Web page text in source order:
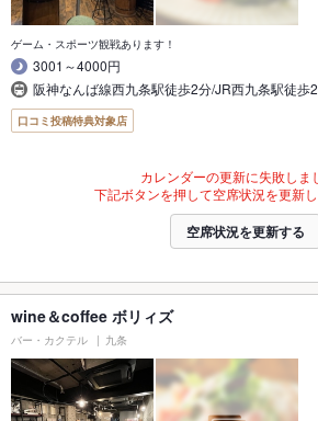
ゲーム・スポーツ観戦あります！
3001～4000円
阪神なんば線西九条駅徒歩2分/JR西九条駅徒歩
口コミ投稿特典対象店
カレンダーの更新に失敗しま
下記ボタンを押して空席状況を更新し
空席状況を更新する
wine＆coffee ボリィズ
バー・カクテル 九条